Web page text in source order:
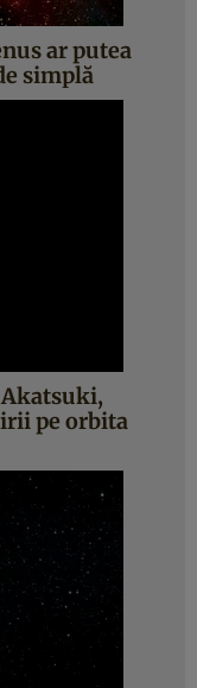
ar putea
simplă
Akatsuki,
pe orbita